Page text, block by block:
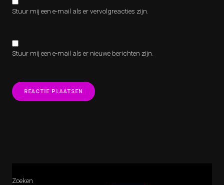
Stuur mij een e-mail als er vervolgreacties zijn.
Stuur mij een e-mail als er nieuwe berichten zijn.
Zoeken